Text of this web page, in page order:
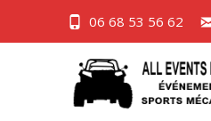
06 68 53 56 62